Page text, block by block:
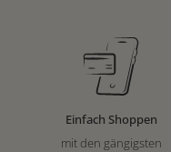
Einfach Shoppen
mit den gängigsten